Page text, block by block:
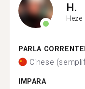
H.
Heze
PARLA
Cinese
IMPARA